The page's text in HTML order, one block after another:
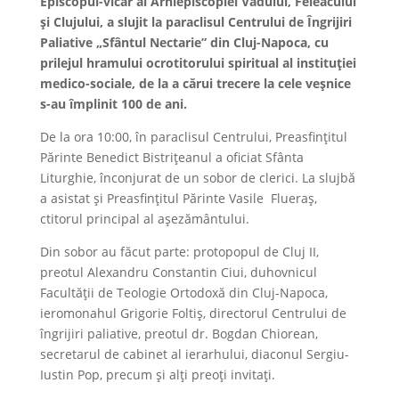
și Clujului, a slujit la paraclisul Centrului de Îngrijiri
Paliative „Sfântul Nectarie” din Cluj-Napoca, cu
prilejul hramului ocrotitorului spiritual al instituției
medico-sociale, de la a cărui trecere la cele veșnice
s-au împlinit 100 de ani.
De la ora 10:00, în paraclisul Centrului, Preasfințitul
Părinte Benedict Bistrițeanul a oficiat Sfânta
Liturghie, înconjurat de un sobor de clerici. La slujbă
a asistat și Preasfințitul Părinte Vasile Flueraș,
ctitorul principal al așezământului.
Din sobor au făcut parte: protopopul de Cluj II,
preotul Alexandru Constantin Ciui, duhovnicul
Facultății de Teologie Ortodoxă din Cluj-Napoca,
ieromonahul Grigorie Foltiș, directorul Centrului de
îngrijiri paliative, preotul dr. Bogdan Chiorean,
secretarul de cabinet al ierarhului, diaconul Sergiu-
Iustin Pop, precum și alți preoți invitați.